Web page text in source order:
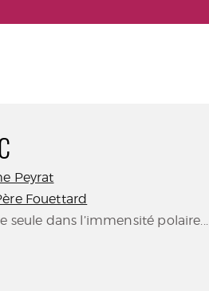
Peyrat
Fouettard
seule dans l’immensité polaire...